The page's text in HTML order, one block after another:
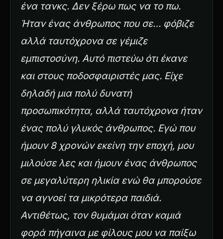
ένα τανκς. Δεν ξέρω πως να το πω.
Ήταν ένας άνθρωπος που σε… φόβιζε
αλλά ταυτόχρονα σε γέμιζε
εμπιστοσύνη. Αυτό πιστεύω ότι έκανε
και στους ποδοσφαιριστές μας. Είχε
δηλαδή μια πολύ δυνατή
προσωπικότητα, αλλά ταυτόχρονα ήταν
ένας πολύ γλυκός άνθρωπος. Εγώ που
ήμουν 8 χρονών εκείνη την εποχή, μου
μιλούσε λες και ήμουν ένας άνθρωπος
σε μεγαλύτερη ηλικία ενώ θα μπορούσε
να αγνοεί τα μικρότερα παιδιά.
Αντιθέτως, τον θυμάμαι όταν καμιά
φορά πήγαινα με φίλους μου να παίξω